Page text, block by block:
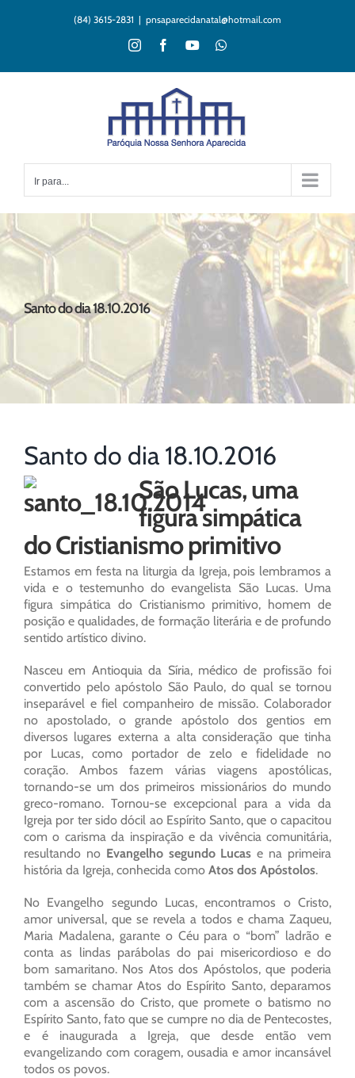
(84) 3615-2831 | pnsaparecidanatal@hotmail.com
InstagramFacebookYouTubeWhatsApp
Ir para...
Santo do dia 18.10.2016
Santo do dia 18.10.2016
São Lucas, uma
figura simpática
do Cristianismo primitivo
Estamos em festa na liturgia da Igreja, pois lembramos a
vida e o testemunho do evangelista São Lucas. Uma
figura simpática do Cristianismo primitivo, homem de
posição e qualidades, de formação literária e de profundo
sentido artístico divino.
Nasceu em Antioquia da Síria, médico de profissão foi
convertido pelo apóstolo São Paulo, do qual se tornou
inseparável e fiel companheiro de missão. Colaborador
no apostolado, o grande apóstolo dos gentios em
diversos lugares externa a alta consideração que tinha
por Lucas, como portador de zelo e fidelidade no
coração. Ambos fazem várias viagens apostólicas,
tornando-se um dos primeiros missionários do mundo
greco-romano. Tornou-se excepcional para a vida da
Igreja por ter sido dócil ao Espírito Santo, que o capacitou
com o carisma da inspiração e da vivência comunitária,
resultando no Evangelho segundo Lucas e na primeira
história da Igreja, conhecida como Atos dos Apóstolos.
No Evangelho segundo Lucas, encontramos o Cristo,
amor universal, que se revela a todos e chama Zaqueu,
Maria Madalena, garante o Céu para o “bom” ladrão e
conta as lindas parábolas do pai misericordioso e do
bom samaritano. Nos Atos dos Apóstolos, que poderia
também se chamar Atos do Espírito Santo, deparamos
com a ascensão do Cristo, que promete o batismo no
Espírito Santo, fato que se cumpre no dia de Pentecostes,
e é inaugurada a Igreja, que desde então vem
evangelizando com coragem, ousadia e amor incansável
todos os povos.